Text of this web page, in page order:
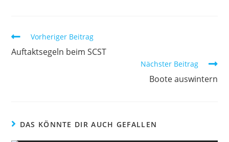
Weitere
ansehen
Vorheriger Beitrag
Auftaktsegeln beim SCST
Nächster Beitrag
Boote auswintern
DAS KÖNNTE DIR AUCH GEFALLEN